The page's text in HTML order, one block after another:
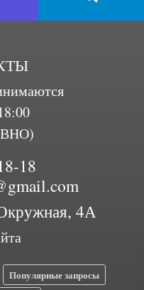
18
4А
Популярные запросы